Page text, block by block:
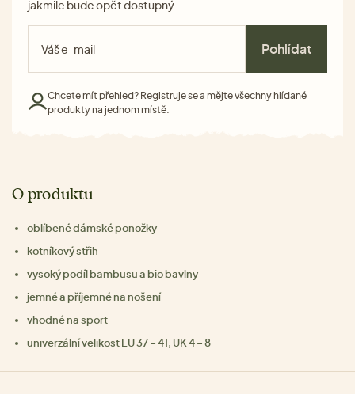
jakmile bude opět dostupný.
Pohlídat
Chcete mít přehled? Registruje sea mějte všechny hlídané
produkty na jednom místě.
O produktu
oblíbené dámské ponožky
kotníkový střih
vysoký podíl bambusu a bio bavlny
jemné a příjemné na nošení
vhodné na sport
univerzální velikost EU 37 – 41, UK 4 – 8